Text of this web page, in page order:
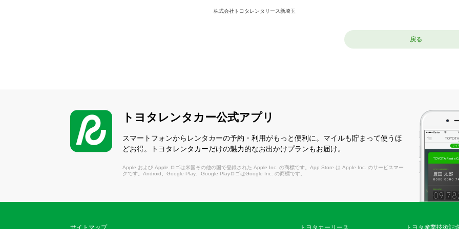
株式会社トヨタレンタリース新埼玉
戻る
トヨタレンタカー公式アプリ
スマートフォンからレンタカーの予約・利用がもっと便利に。マイルも貯まって使うほ
どお得。トヨタレンタカーだけの魅力的なお出かけプランもお届け。
Apple および Apple ロゴは米国その他の国で登録された Apple Inc. の商標です。App Store は Apple Inc. のサービスマー
クです。Android、Google Play、Google PlayロゴはGoogle Inc. の商標です。
サイトマップ トヨタカーリース トヨタ産業技術記